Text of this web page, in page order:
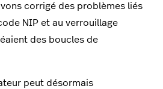
corrigé des problèmes liés
NIP et au verrouillage
des boucles de
peut désormais